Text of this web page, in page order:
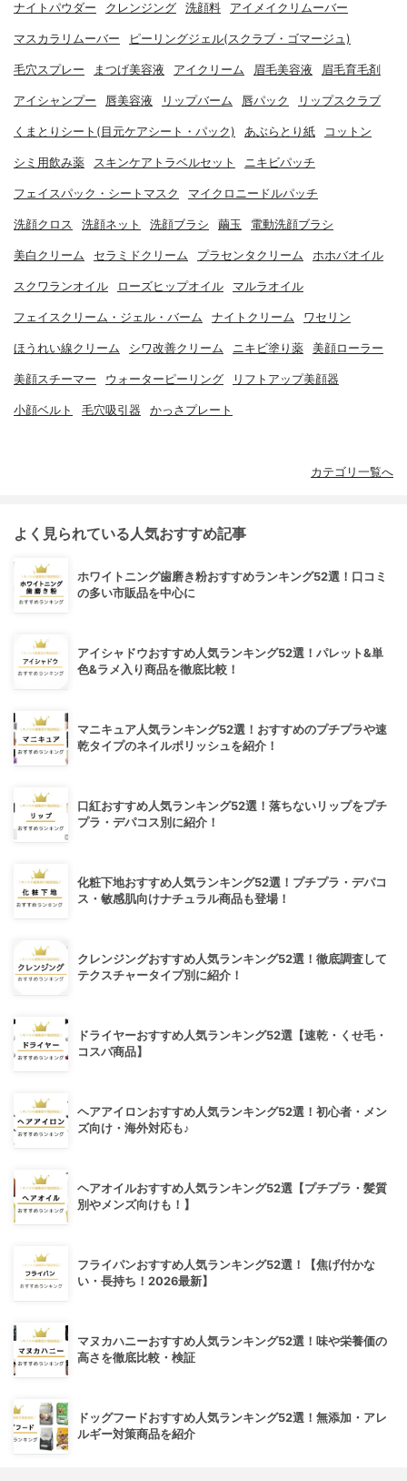
ナイトパウダー クレンジング 洗顔料 アイメイクリムーバー
マスカラリムーバー ピーリングジェル(スクラブ・ゴマージュ)
毛穴スプレー まつげ美容液 アイクリーム 眉毛美容液 眉毛育毛剤
アイシャンプー 唇美容液 リップバーム 唇パック リップスクラブ
くまとりシート(目元ケアシート・パック) あぶらとり紙 コットン
シミ用飲み薬 スキンケアトラベルセット ニキビパッチ
フェイスパック・シートマスク マイクロニードルパッチ
洗顔クロス 洗顔ネット 洗顔ブラシ 繭玉 電動洗顔ブラシ
美白クリーム セラミドクリーム プラセンタクリーム ホホバオイル
スクワランオイル ローズヒップオイル マルラオイル
フェイスクリーム・ジェル・バーム ナイトクリーム ワセリン
ほうれい線クリーム シワ改善クリーム ニキビ塗り薬 美顔ローラー
美顔スチーマー ウォーターピーリング リフトアップ美顔器
小顔ベルト 毛穴吸引器 かっさプレート
カテゴリ一覧へ
よく見られている人気おすすめ記事
ホワイトニング歯磨き粉おすすめランキング52選！口コミ
の多い市販品を中心に
アイシャドウおすすめ人気ランキング52選！パレット&単
色&ラメ入り商品を徹底比較！
マニキュア人気ランキング52選！おすすめのプチプラや速
乾タイプのネイルポリッシュを紹介！
口紅おすすめ人気ランキング52選！落ちないリップをプチ
プラ・デパコス別に紹介！
化粧下地おすすめ人気ランキング52選！プチプラ・デパコ
ス・敏感肌向けナチュラル商品も登場！
クレンジングおすすめ人気ランキング52選！徹底調査して
テクスチャータイプ別に紹介！
ドライヤーおすすめ人気ランキング52選【速乾・くせ毛・
コスパ商品】
ヘアアイロンおすすめ人気ランキング52選！初心者・メン
ズ向け・海外対応も♪
ヘアオイルおすすめ人気ランキング52選【プチプラ・髪質
別やメンズ向けも！】
フライパンおすすめ人気ランキング52選！【焦げ付かな
い・長持ち！2026最新】
マヌカハニーおすすめ人気ランキング52選！味や栄養価の
高さを徹底比較・検証
ドッグフードおすすめ人気ランキング52選！無添加・アレ
ルギー対策商品を紹介